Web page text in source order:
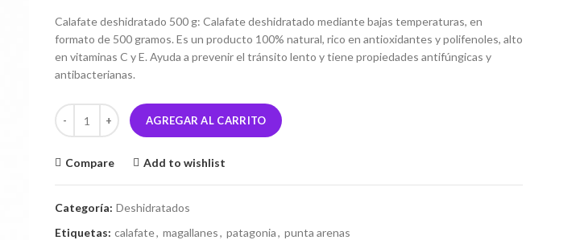
Calafate deshidratado 500 g: Calafate deshidratado mediante bajas temperaturas, en
formato de 500 gramos. Es un producto 100% natural, rico en antioxidantes y polifenoles, alto
en vitaminas C y E. Ayuda a prevenir el tránsito lento y tiene propiedades antifúngicas y
antibacterianas.
Cantidad
AGREGAR AL CARRITO
Compare Add to wishlist
Categoría: Deshidratados
Etiquetas: calafate, magallanes, patagonia, punta arenas